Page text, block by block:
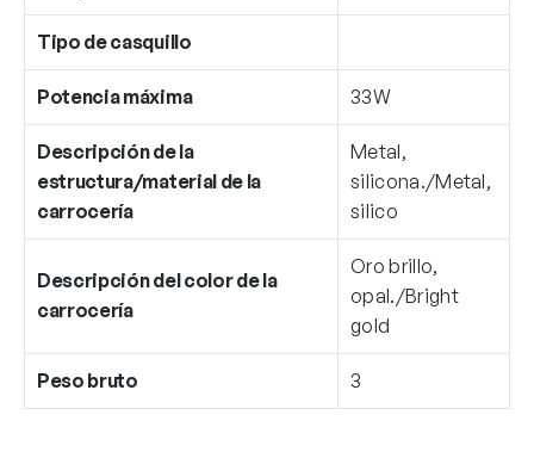
Tipo de casquillo
Potencia máxima 33W
Descripción de la
estructura/material de la
carrocería
Metal,
silicona./Metal,
silico
Descripción del color de la
carrocería
Oro brillo,
opal./Bright
gold
Peso bruto 3